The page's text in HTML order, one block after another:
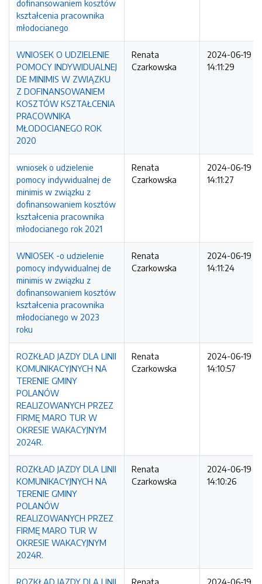
dofinansowaniem kosztów
kształcenia pracownika
młodocianego
WNIOSEK O UDZIELENIE
POMOCY INDYWIDUALNEJ
DE MINIMIS W ZWIĄZKU
Z DOFINANSOWANIEM
KOSZTÓW KSZTAŁCENIA
PRACOWNIKA
MŁODOCIANEGO ROK
2020
Renata
Czarkowska
2024-06-19
14:11:29
wniosek o udzielenie
pomocy indywidualnej de
minimis w związku z
dofinansowaniem kosztów
kształcenia pracownika
młodocianego rok 2021
Renata
Czarkowska
2024-06-19
14:11:27
WNIOSEK -o udzielenie
pomocy indywidualnej de
minimis w związku z
dofinansowaniem kosztów
kształcenia pracownika
młodocianego w 2023
roku
Renata
Czarkowska
2024-06-19
14:11:24
ROZKŁAD JAZDY DLA LINII
KOMUNIKACYJNYCH NA
TERENIE GMINY
POLANÓW
REALIZOWANYCH PRZEZ
FIRMĘ MARO TUR W
OKRESIE WAKACYJNYM
2024R.
Renata
Czarkowska
2024-06-19
14:10:57
ROZKŁAD JAZDY DLA LINII
KOMUNIKACYJNYCH NA
TERENIE GMINY
POLANÓW
REALIZOWANYCH PRZEZ
FIRMĘ MARO TUR W
OKRESIE WAKACYJNYM
2024R.
Renata
Czarkowska
2024-06-19
14:10:26
ROZKŁAD JAZDY DLA LINII Renata 2024-06-19